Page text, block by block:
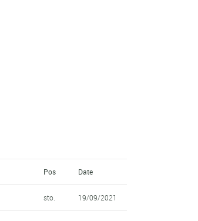
Pos Date
sto. 19/09/2021